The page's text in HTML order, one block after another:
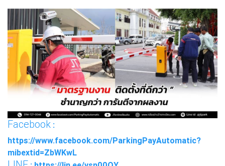
Facebook :
https://www.facebook.com/ParkingPayAutomatic?
mibextid=ZbWKwL